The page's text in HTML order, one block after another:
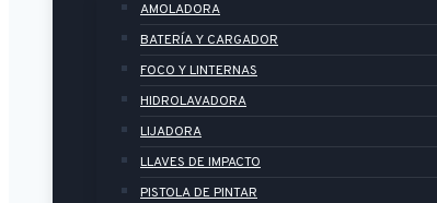
AMOLADORA
BATERÍA Y CARGADOR
FOCO Y LINTERNAS
HIDROLAVADORA
LIJADORA
LLAVES DE IMPACTO
PISTOLA DE PINTAR